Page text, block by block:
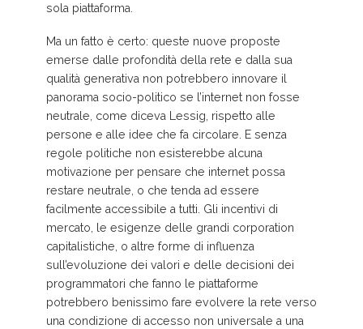
sola piattaforma.
Ma un fatto è certo: queste nuove proposte
emerse dalle profondità della rete e dalla sua
qualità generativa non potrebbero innovare il
panorama socio-politico se l’internet non fosse
neutrale, come diceva Lessig, rispetto alle
persone e alle idee che fa circolare. E senza
regole politiche non esisterebbe alcuna
motivazione per pensare che internet possa
restare neutrale, o che tenda ad essere
facilmente accessibile a tutti. Gli incentivi di
mercato, le esigenze delle grandi corporation
capitalistiche, o altre forme di influenza
sull’evoluzione dei valori e delle decisioni dei
programmatori che fanno le piattaforme
potrebbero benissimo fare evolvere la rete verso
una condizione di accesso non universale a una